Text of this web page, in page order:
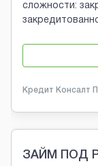
сложности:
Кредит Консалт
ЗАЙМ ПОД